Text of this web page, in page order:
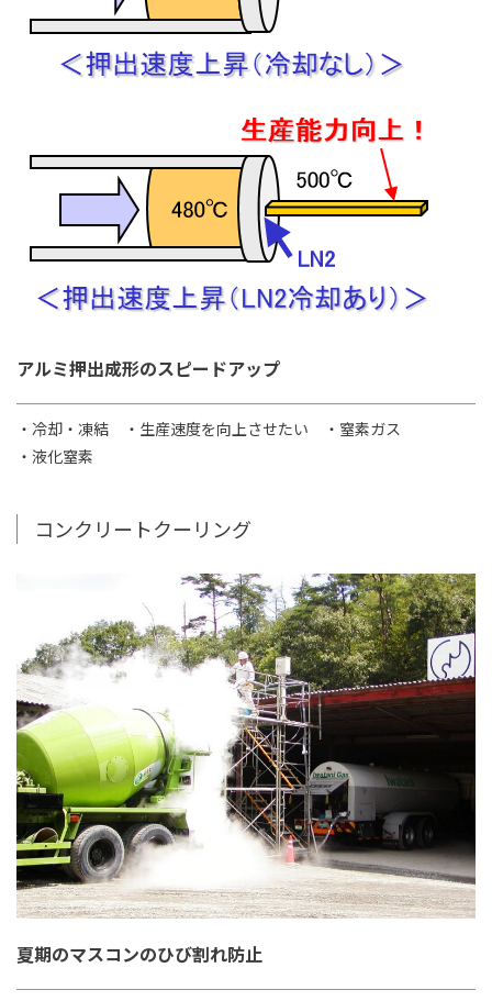
アルミ押出成形のスピードアップ
・冷却・凍結 ・生産速度を向上させたい
・窒素ガス
・液化窒素
コンクリートクーリング
夏期のマスコンのひび割れ防止